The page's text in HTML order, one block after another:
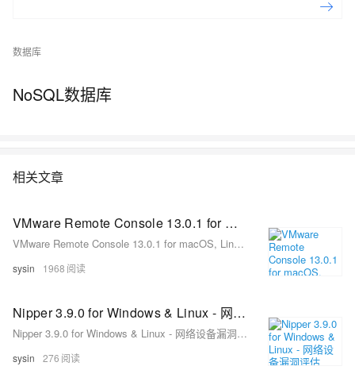
扩展能力、并利用云设施进一步降低企业成本。以云原生+分布式为核心
系， 结合NoSQL数据库、数据库生态工具、云原生智能化数据库管控平
混合云再到私有云的完整解决方案，提供基于云基础设施进行数据从处
数据库
NoSQL数据库
相关文章
VMware Remote Console 13.0.1 for macOS, Linux, Windows - vSphere 虚拟机控制台的桌面客户端
VMware Remote Console 13.0.1 for macOS, Linux, Windows - vSphere 虚拟机控制台的桌面客户端
sysin 1968
Nipper 3.9.0 for Windows & Linux - 网络设备漏洞评估
Nipper 3.9.0 for Windows & Linux - 网络设备漏洞评估
sysin 276